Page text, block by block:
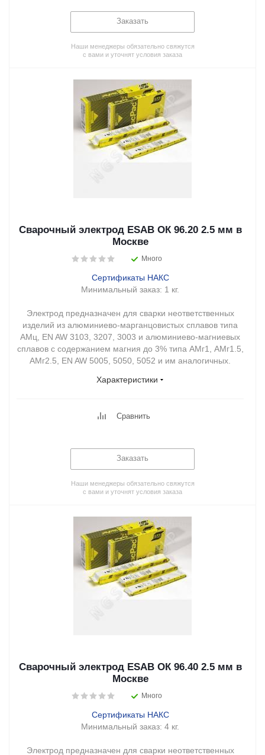
Заказать
Наши менеджеры обязательно свяжутся
с вами и уточнят условия заказа
Сварочный электрод ESAB ОК 96.20 2.5 мм в
Москве
Много
Сертификаты НАКС
Минимальный заказ: 1 кг.
Электрод предназначен для сварки неответственных
изделий из алюминиево-марганцовистых сплавов типа
АМц, EN AW 3103, 3207, 3003 и алюминиево-магниевых
сплавов с содержанием магния до 3% типа АМг1, АМг1.5,
АМг2.5, EN AW 5005, 5050, 5052 и им аналогичных.
Характеристики
Сравнить
Заказать
Наши менеджеры обязательно свяжутся
с вами и уточнят условия заказа
Сварочный электрод ESAB ОК 96.40 2.5 мм в
Москве
Много
Сертификаты НАКС
Минимальный заказ: 4 кг.
Электрод предназначен для сварки неответственных